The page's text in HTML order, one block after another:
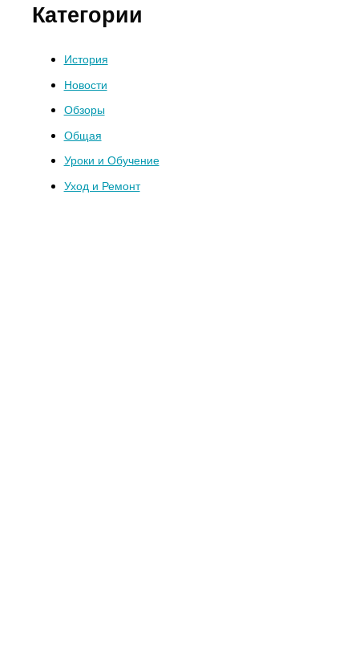
Категории
История
Новости
Обзоры
Общая
Уроки и Обучение
Уход и Ремонт